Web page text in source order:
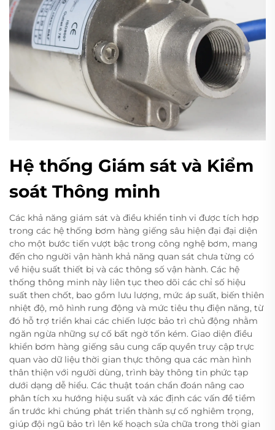
Hệ thống Giám sát và Kiểm
soát Thông minh
Các khả năng giám sát và điều khiển tinh vi được tích hợp
trong các hệ thống bơm hàng giếng sâu hiện đại đại diện
cho một bước tiến vượt bậc trong công nghệ bơm, mang
đến cho người vận hành khả năng quan sát chưa từng có
về hiệu suất thiết bị và các thông số vận hành. Các hệ
thống thông minh này liên tục theo dõi các chỉ số hiệu
suất then chốt, bao gồm lưu lượng, mức áp suất, biến thiên
nhiệt độ, mô hình rung động và mức tiêu thụ điện năng, từ
đó hỗ trợ triển khai các chiến lược bảo trì chủ động nhằm
ngăn ngừa những sự cố bất ngờ tốn kém. Giao diện điều
khiển bơm hàng giếng sâu cung cấp quyền truy cập trực
quan vào dữ liệu thời gian thực thông qua các màn hình
thân thiện với người dùng, trình bày thông tin phức tạp
dưới dạng dễ hiểu. Các thuật toán chẩn đoán nâng cao
phân tích xu hướng hiệu suất và xác định các vấn đề tiềm
ẩn trước khi chúng phát triển thành sự cố nghiêm trọng,
giúp đội ngũ bảo trì lên kế hoạch sửa chữa trong thời gian